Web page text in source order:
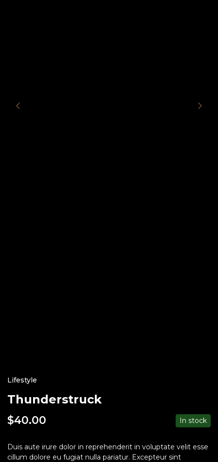
Lifestyle
Thunderstruck
$40.00 In stock
Duis aute irure dolor in reprehenderit in voluptate velit esse
cillum dolore eu fugiat nulla pariatur. Excepteur sint